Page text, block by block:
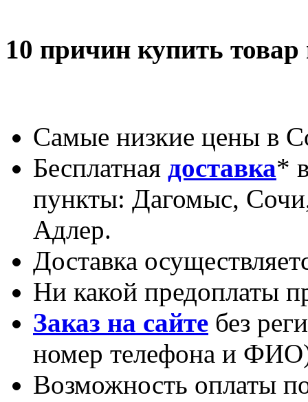
10 причин купить
Самые низкие цены в
Бесплатная доставка*
пункты: Дагомыс,
Адлер.
Доставка
Ни какой предоплаты
Заказ на сайте без
номер телефона и
Возможность оплаты